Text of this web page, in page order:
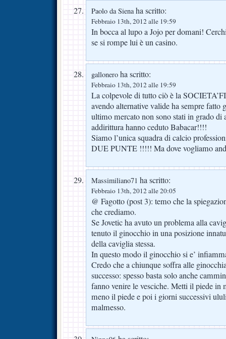
Paolo da Sienaha scritto:
Febbraio 13th, 2012 alle 19:59
In bocca al lupo a Jojo per domani!
se si rompe lui è un casino.
gallonero ha scritto:
Febbraio 13th, 2012 alle 19:59
La colpevole di tutto ciò è la
avendo alternative valide ha sempre fatto
ultimo mercato non sono stati in grado
addirittura hanno ceduto Babacar!!!!
Siamo l’unica squadra di calcio
DUE PUNTE !!!!! Ma dove vogliamo
Massimiliano71 ha scritto:
Febbraio 13th, 2012 alle 20:05
@ Fagotto (post 3): temo che la
che crediamo.
Se Jovetic ha avuto un problema alla
tenuto il ginocchio in una posizione
della caviglia stessa.
In questo modo il ginocchio si e’
Credo che a chiunque soffra alle
successo: spesso basta solo anche
fanno venire le vesciche. Metti il piede in
meno il piede e poi i giorni successivi
malmesso.